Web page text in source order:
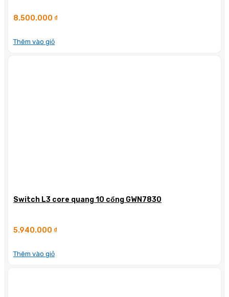
8.500.000 ₫
Thêm vào giỏ
Switch L3 core quang 10 cổng GWN7830
5.940.000 ₫
Thêm vào giỏ